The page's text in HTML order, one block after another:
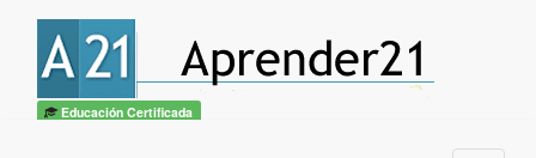
Educación Certificada